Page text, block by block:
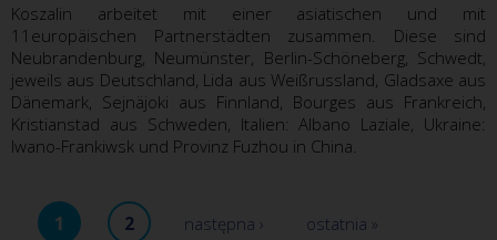
Koszalin arbeitet mit einer asiatischen und mit
11europäischen Partnerstädten zusammen. Diese sind
Neubrandenburg, Neumünster, Berlin-Schöneberg, Schwedt,
jeweils aus Deutschland, Lida aus Weißrussland, Gladsaxe aus
Dänemark, Sejnäjoki aus Finnland, Bourges aus Frankreich,
Kristianstad aus Schweden, Italien: Albano Laziale, Ukraine:
Iwano-Frankiwsk und Provinz Fuzhou in China.
1 2 następna › ostatnia »